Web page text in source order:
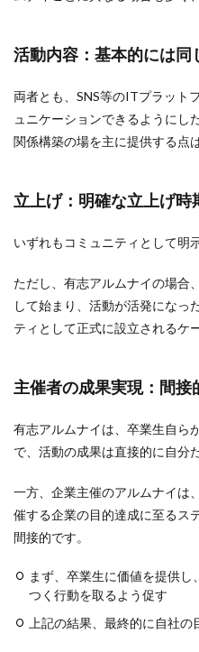
活動内容：基本的には同
両者とも、SNS等のITプラット
ュニケーションできるようにし
関係構築の場を主に提供する点
立上げ：明確な立上げ時
いずれもコミュニティとして明
ただし、有志アルムナイの場合
して始まり、活動が活発になっ
ティとして正式に設立されるケ
主催者の成果実現：間接
有志アルムナイは、卒業生自ら
で、活動の成果は直接的に自分
一方、企業主催のアルムナイは
催する企業の目的達成に至るス
間接的です。
まず、卒業生に価値を提供
つく行動を取るよう促す
上記の結果、最終的に自社の